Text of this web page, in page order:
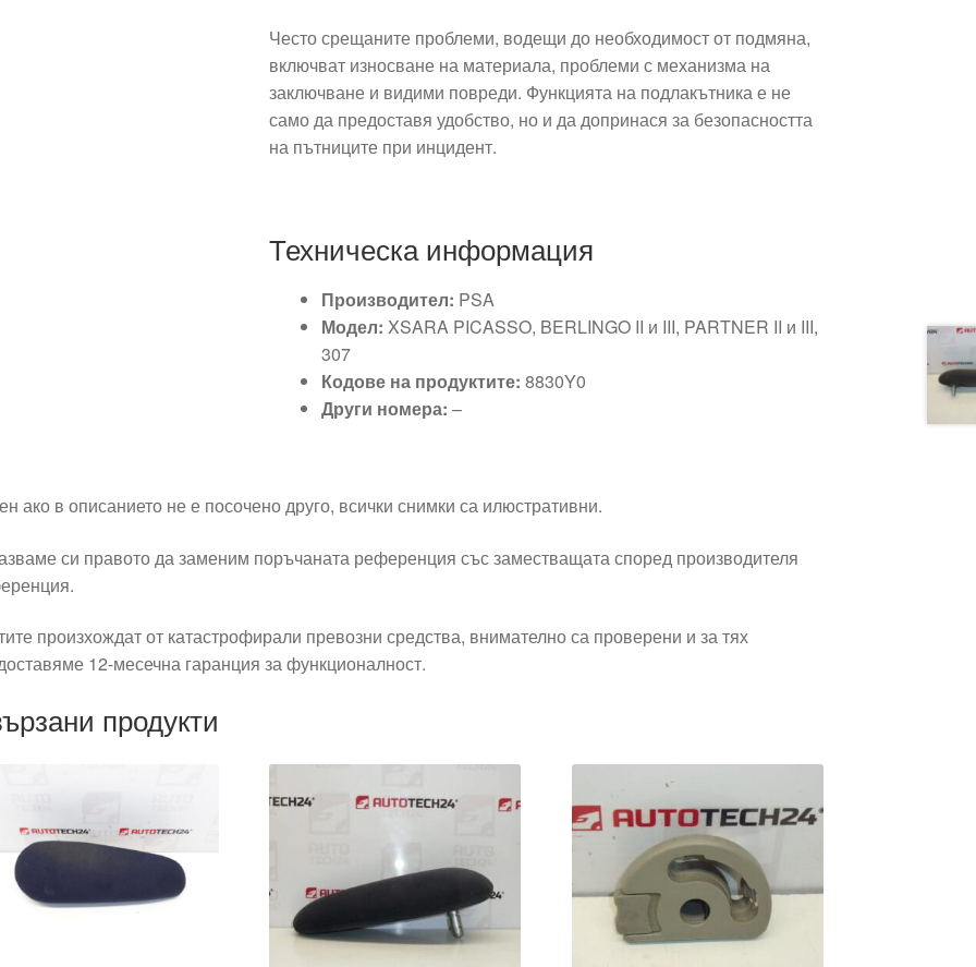
Често срещаните проблеми, водещи до необходимост от подмяна,
включват износване на материала, проблеми с механизма на
заключване и видими повреди. Функцията на подлакътника е не
само да предоставя удобство, но и да допринася за безопасността
на пътниците при инцидент.
Техническа информация
Производител: PSA
Модел: XSARA PICASSO, BERLINGO II и III, PARTNER II и III,
307
Кодове на продуктите: 8830Y0
Други номера: –
ако в описанието не е посочено друго, всички снимки са илюстративни.
си правото да заменим поръчаната референция със заместващата според производителя
произхождат от катастрофирали превозни средства, внимателно са проверени и за тях
12-месечна гаранция за функционалност.
продукти